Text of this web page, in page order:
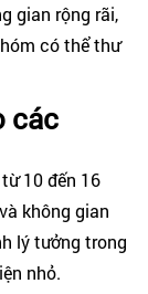
gian rộng rãi,
có thể thư
các
10 đến 16
không gian
lý tưởng trong
nhỏ.